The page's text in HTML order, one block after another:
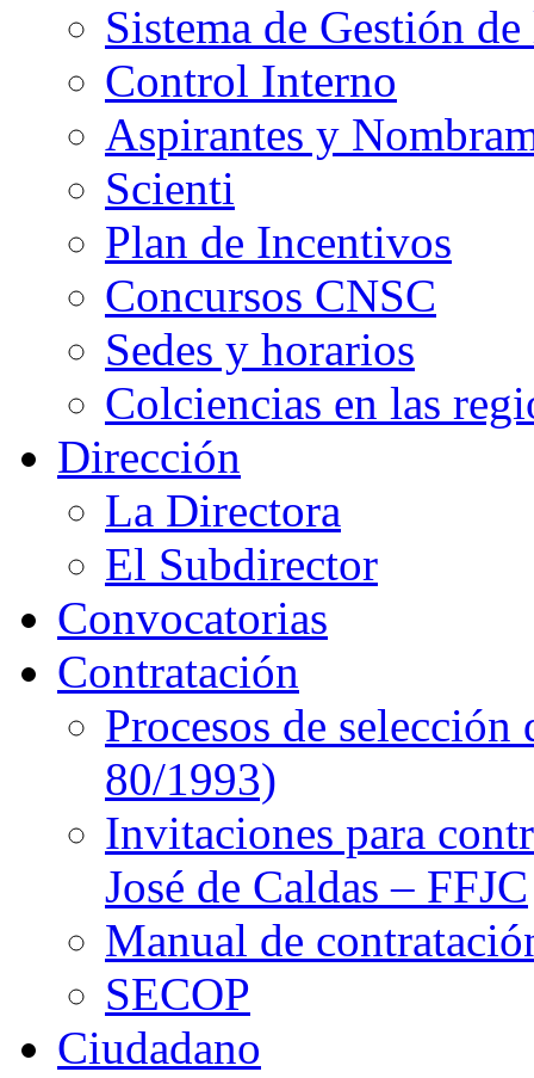
Sistema de Gestión
Control Interno
Aspirantes y
Scienti
Plan de Incentivos
Concursos CNSC
Sedes y horarios
Colciencias en las
Dirección
La Directora
El Subdirector
Convocatorias
Contratación
Procesos de
80/1993)
Invitaciones para
José de Caldas – FFJC
Manual de
SECOP
Ciudadano